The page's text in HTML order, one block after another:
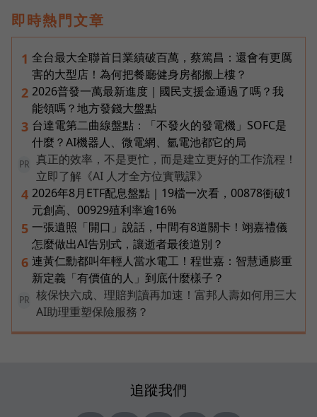
即時熱門文章
1 全台最大全聯首日業績破百萬，蔡篤昌：還會有更厲
害的大型店！為何把餐廳健身房都搬上樓？
2 2026普發一萬最新進度｜國民支援金通過了嗎？我
能領嗎？地方發錢大盤點
3 台達電第二曲線盤點：「不發火的發電機」SOFC是
什麼？AI機器人、微電網、氫電池都它的局
PR
真正的效率，不是更忙，而是建立更好的工作流程！
立即了解《AI 人才全方位實戰課》
4 2026年8月ETF配息盤點｜19檔一次看，00878衝破1
元創高、00929殖利率逾16%
5 一張遺照「開口」說話，中間有8道關卡！翊嘉禮儀
怎麼做出AI告別式，讓逝者最後道別？
6 連黃仁勳都叫年輕人當水電工！程世嘉：智慧通膨重
新定義「有價值的人」到底什麼樣子？
PR
核保快六成、理賠判讀再加速！富邦人壽如何用三大
AI助理重塑保險服務？
追蹤我們